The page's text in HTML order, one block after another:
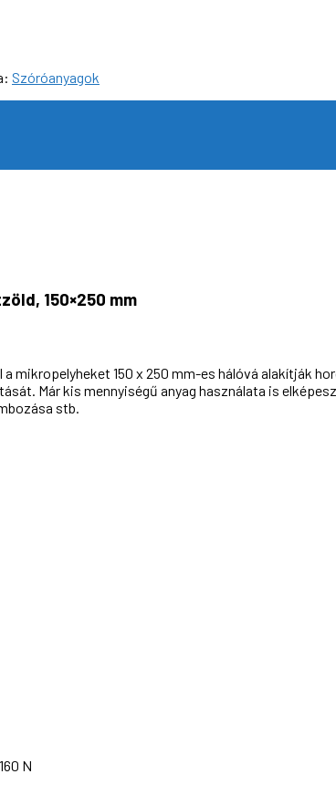
Szóróanyagok
150×250 mm
mikropelyheket 150 x 250 mm-es hálóvá alakítják
Már kis mennyiségű anyag használata is
stb.
N